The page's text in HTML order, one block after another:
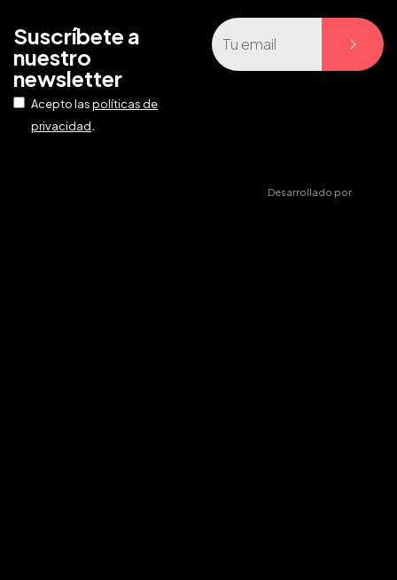
Suscríbete a
nuestro
newsletter
Acepto laspolíticas de
privacidad.
Desarrollado por